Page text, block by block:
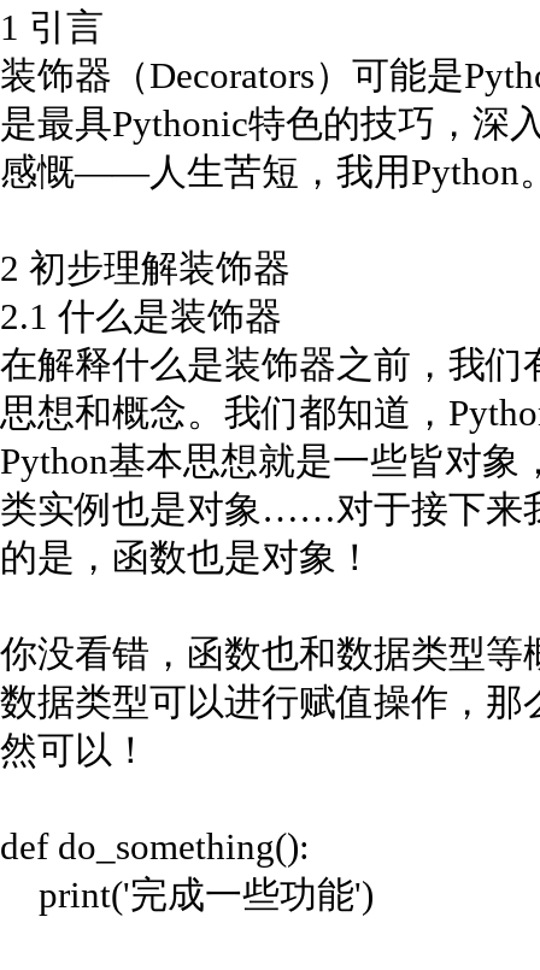
1 引言
装饰器（Decorators）可能是
是最具Pythonic特色的技巧，深
感慨——人生苦短，我用Python
2 初步理解装饰器
2.1 什么是装饰器
在解释什么是装饰器之前，我们
思想和概念。我们都知道，
Python基本思想就是一些皆对
类实例也是对象……对于接下来
的是，函数也是对象！
你没看错，函数也和数据类型
数据类型可以进行赋值操作，
然可以！
def do_something():
print('完成一些功能')